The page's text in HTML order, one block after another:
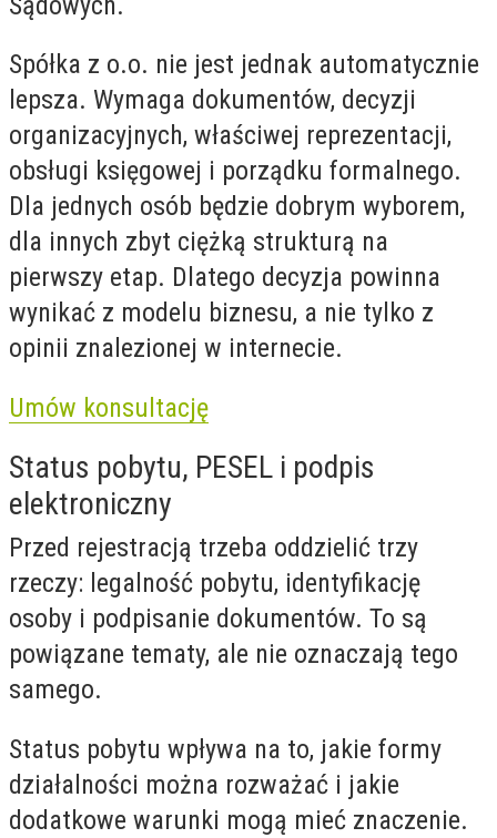
Spółka z o.o. nie jest jednak automatycznie
lepsza. Wymaga dokumentów, decyzji
organizacyjnych, właściwej reprezentacji,
obsługi księgowej i porządku formalnego.
Dla jednych osób będzie dobrym wyborem,
dla innych zbyt ciężką strukturą na
pierwszy etap. Dlatego decyzja powinna
wynikać z modelu biznesu, a nie tylko z
opinii znalezionej w internecie.
Umów konsultację
Status pobytu, PESEL i podpis
elektroniczny
Przed rejestracją trzeba oddzielić trzy
rzeczy: legalność pobytu, identyfikację
osoby i podpisanie dokumentów. To są
powiązane tematy, ale nie oznaczają tego
samego.
Status pobytu wpływa na to, jakie formy
działalności można rozważać i jakie
dodatkowe warunki mogą mieć znaczenie.